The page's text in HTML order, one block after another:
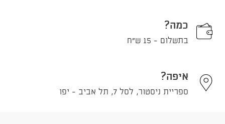
כמה?
בתשלום - 15 ש"ח
איפה?
ספריית ניסטור, לסל 7, תל אביב - יפו